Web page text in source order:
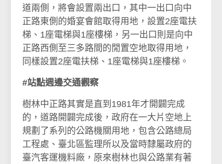
道兩側，將會設置兩出口，其中一出口向中
正路東側的婚宴會館取得用地，設置2座電扶
梯、1座電梯與1座樓梯，另一出口則是向中
正路西側至三多路間的閒置空地取得用地，
同樣設置2座電扶梯、1座電梯與1座樓梯。
#站點週邊交通觀察
樹林中正路其實是直到1981年才開闢完成
的，道路開闢完成後，政府在一大片空地上
規劃了系列的公路機關用地，包含公路總局
工程處、臺北區監理所以及當時隸屬政府的
臺汽客運機料廠，原來樹林也與公路業有著